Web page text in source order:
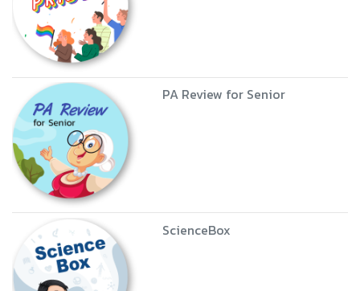
PA Review for Senior
ScienceBox